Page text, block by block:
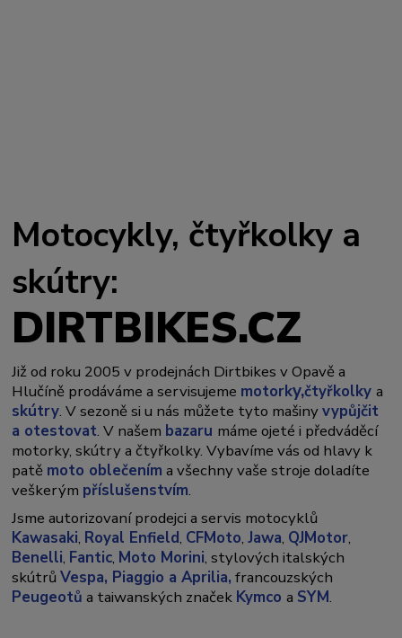
Motocykly, čtyřkolky a
skútry:
DIRTBIKES.CZ
Již od roku 2005 v prodejnách Dirtbikes v Opavě a
Hlučíně prodáváme a servisujeme motorky,čtyřkolkya
skútry. V sezoně si u nás můžete tyto mašinyvypůjčit
a otestovat. V našem bazaru máme ojeté i předváděcí
motorky, skútry a čtyřkolky. Vybavíme vás od hlavy k
patě moto oblečením a všechny vaše stroje doladíte
veškerým příslušenstvím.
Jsme autorizovaní prodejci a servis motocyklů
Kawasaki, Royal Enfield, CFMoto,Jawa, QJMotor,
Benelli, Fantic, Moto Morini, stylových italských
skútrůVespa, Piaggio a Aprilia, francouzských
Peugeotů a taiwanských značek Kymcoa SYM.